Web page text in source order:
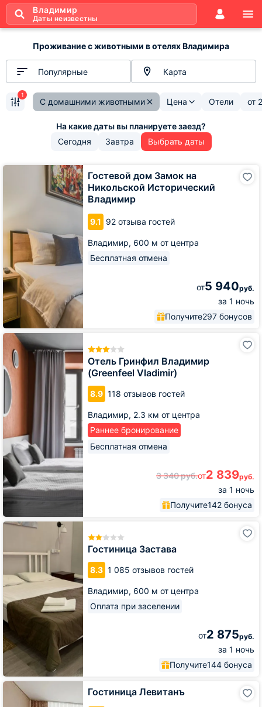
Владимир
Даты неизвестны
Проживание с животными в отелях Владимира
Популярные Карта
С домашними животными Цена Отели от
1
Сегодня Завтра Выбрать даты
Гостевой дом Замок на
Никольской Исторический
Владимир
9.1 92 отзыва гостей
Владимир, 600 м от центра
Бесплатная отмена
от5 940руб.
за 1 ночь
Получите297 бонусов
Гостевой
Владимир
Отель Гринфил Владимир
(Greenfeel Vladimir)
8.9 118 отзывов гостей
Владимир, 2.3 км от центра
Раннее бронирование
Бесплатная отмена
3 340руб.от2 839руб.
за 1 ночь
Получите142 бонуса
Отель
Гринфил
Владимир
(Greenfeel
Vladimir)
Гостиница Застава
8.3 1 085 отзывов гостей
Владимир, 600 м от центра
Оплата при заселении
от2 875руб.
за 1 ночь
Получите144 бонуса
Гостиница
Гостиница Левитанъ
Гостиница
Левитанъ